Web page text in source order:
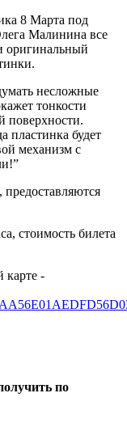
8 Марта под
Малинина все
оригинальный
несложные
тонкости
поверхности.
пластинка будет
механизм с
стоимость билета
карте -
по